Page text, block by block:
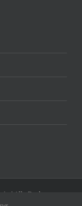
| Alle Rechte